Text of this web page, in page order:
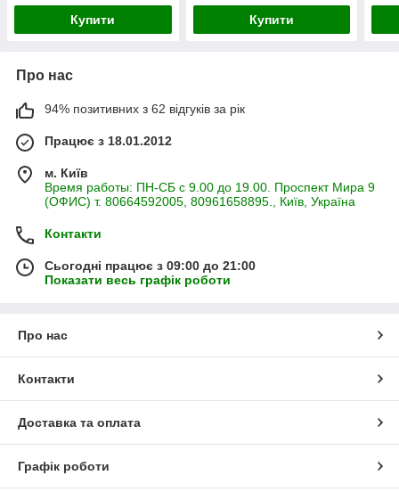
Купити Купити
Про нас
94% позитивних з 62 відгуків за рік
Працює з 18.01.2012
м. Київ
Время работы: ПН-СБ с 9.00 до 19.00. Проспект Мира 9
(ОФИС) т. 80664592005, 80961658895., Київ, Україна
Контакти
Сьогодні працює з 09:00 до 21:00
Показати весь графік роботи
Про нас
Контакти
Доставка та оплата
Графік роботи